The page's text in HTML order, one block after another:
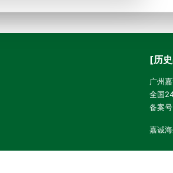
[历
广州
全国
备案
嘉诚